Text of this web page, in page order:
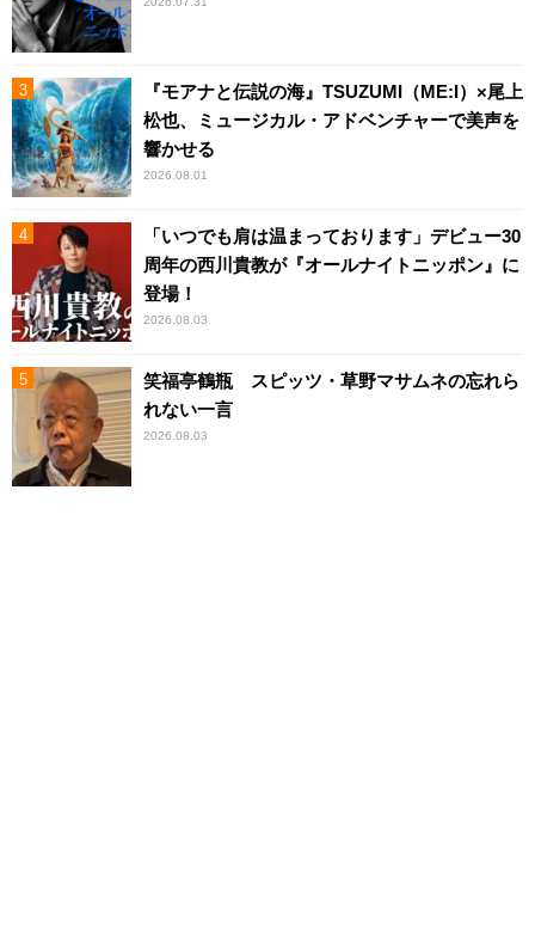
『モアナと伝説の海』TSUZUMI（ME:I）×尾上
松也、ミュージカル・アドベンチャーで美声を
響かせる
2026.08.01
「いつでも肩は温まっております」デビュー30
周年の西川貴教が『オールナイトニッポン』に
登場！
2026.08.03
笑福亭鶴瓶 スピッツ・草野マサムネの忘れら
れない一言
2026.08.03